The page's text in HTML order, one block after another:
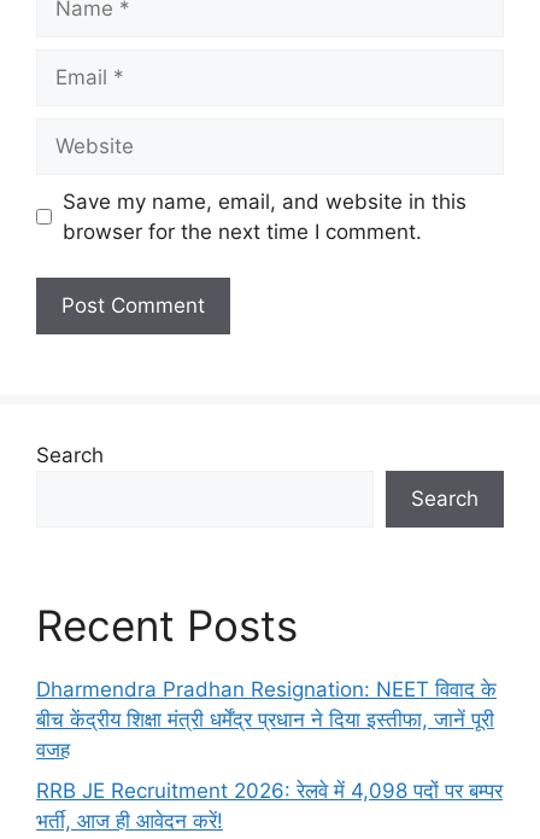
Save my name, email, and website in this
browser for the next time I comment.
Search
Search
Recent Posts
Dharmendra Pradhan Resignation: NEET विवाद के
बीच केंद्रीय शिक्षा मंत्री धर्मेंद्र प्रधान ने दिया इस्तीफा, जानें पूरी
वजह
RRB JE Recruitment 2026: रेलवे में 4,098 पदों पर बम्पर
भर्ती, आज ही आवेदन करें!